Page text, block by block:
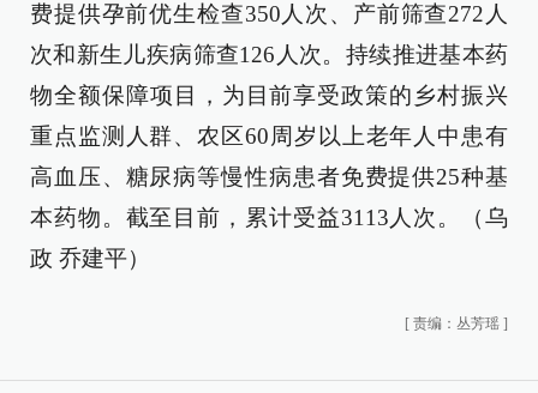
费提供孕前优生检查350人次、产前筛查272人
次和新生儿疾病筛查126人次。持续推进基本药
物全额保障项目，为目前享受政策的乡村振兴
重点监测人群、农区60周岁以上老年人中患有
高血压、糖尿病等慢性病患者免费提供25种基
本药物。截至目前，累计受益3113人次。（乌
政 乔建平）
[ 责编：丛芳瑶 ]